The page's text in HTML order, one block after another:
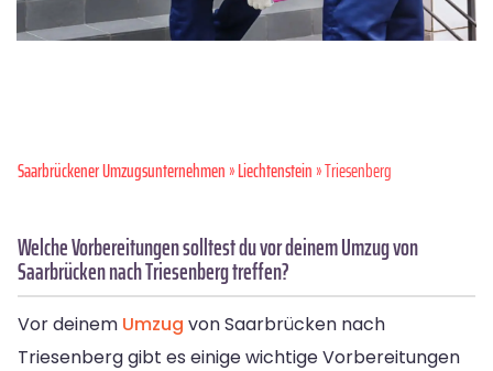
Saarbrückener Umzugsunternehmen»Liechtenstein» Triesenberg
Welche Vorbereitungen solltest du vor deinem Umzug von
Saarbrücken nach Triesenberg treffen?
Vor deinem Umzug von Saarbrücken nach
Triesenberg gibt es einige wichtige Vorbereitungen